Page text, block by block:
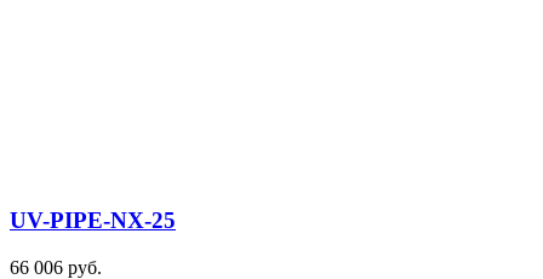
UV-PIPE-NX-25
66 006 руб.